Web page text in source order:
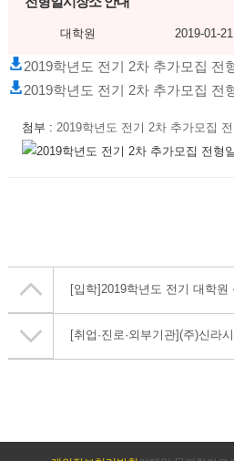
대학원 2019-01-21
2019학년도 전기 2차 추가모집 전
2019학년도 전기 2차 추가모집 전
첨부 : 2019학년도 전기 2차 추가모집
[입학]2019학년도 전기 대학원 신(편)
[취업·진로·외부기관](주)신라시스